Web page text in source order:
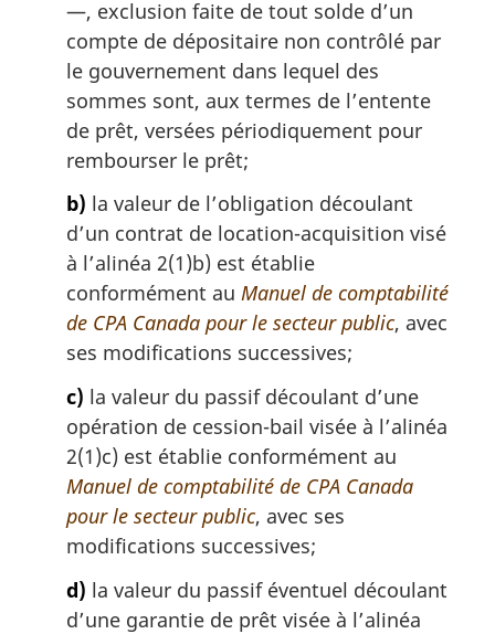
—, exclusion faite de tout solde d’un
compte de dépositaire non contrôlé par
le gouvernement dans lequel des
sommes sont, aux termes de l’entente
de prêt, versées périodiquement pour
rembourser le prêt;
b) la valeur de l’obligation découlant
d’un contrat de location-acquisition visé
à l’alinéa 2(1)b) est établie
conformément au Manuel de comptabilité
de CPA Canada pour le secteur public, avec
ses modifications successives;
c) la valeur du passif découlant d’une
opération de cession-bail visée à l’alinéa
2(1)c) est établie conformément au
Manuel de comptabilité de CPA Canada
pour le secteur public, avec ses
modifications successives;
d) la valeur du passif éventuel découlant
d’une garantie de prêt visée à l’alinéa